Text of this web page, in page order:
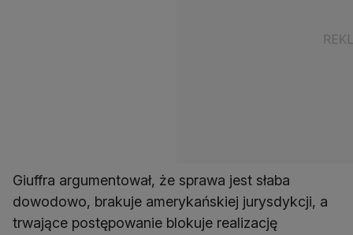
Giuffra argumentował, że sprawa jest słaba
dowodowo, brakuje amerykańskiej jurysdykcji, a
trwające postępowanie blokuje realizację